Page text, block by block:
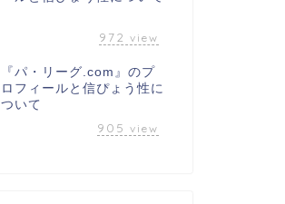
972 view
『パ・リーグ.com』のプ
ロフィールと信ぴょう性に
ついて
905 view